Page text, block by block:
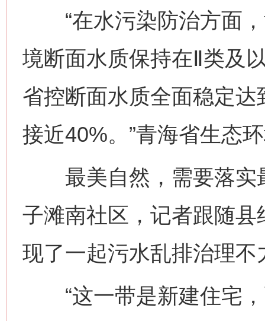
“在水污染防治方面，
境断面水质保持在Ⅱ类及
省控断面水质全面稳定达
接近40%。”青海省生态
最美自然，需要落实
子滩南社区，记者跟随
现了一起污水乱排治理不
“这一带是新建住宅，